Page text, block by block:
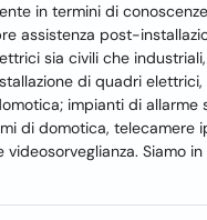
in termini di
assistenza post-
sia civili che
di quadri
impianti di allarme
di domotica, telecamere
Siamo in